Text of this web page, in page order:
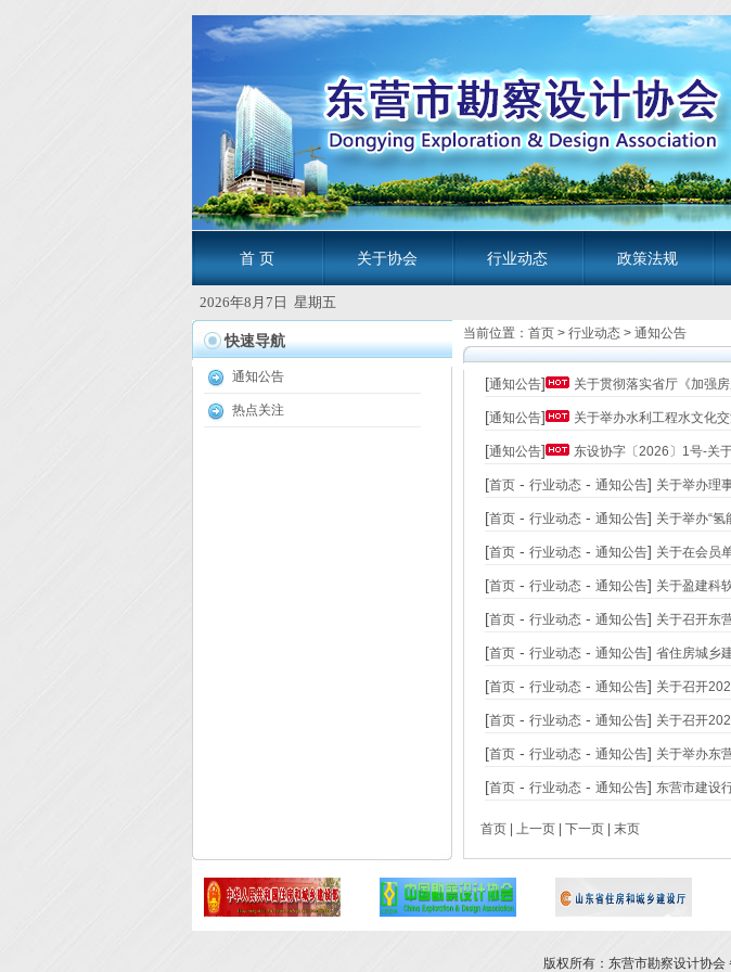
首 页 关于协会 行业动态 政策法规
2026年8月7日 星期五
快速导航
通知公告
热点关注
当前位置： 首页 > 行业动态 > 通知公告
[通知公告] 关于贯彻落实省厅《加强
[通知公告] 关于举办水利工程水文化
[通知公告] 东设协字〔2026〕1号-关
[首页 - 行业动态 - 通知公告] 关于举办理
[首页 - 行业动态 - 通知公告] 关于举办“
[首页 - 行业动态 - 通知公告] 关于在会员
[首页 - 行业动态 - 通知公告] 关于盈建科
[首页 - 行业动态 - 通知公告] 关于召开东
[首页 - 行业动态 - 通知公告] 省住房城乡
[首页 - 行业动态 - 通知公告] 关于召开
[首页 - 行业动态 - 通知公告] 关于召开
[首页 - 行业动态 - 通知公告] 关于举办东
[首页 - 行业动态 - 通知公告] 东营市建设
首页 上一页 下一页 末页
版权所有：东营市勘察设计协